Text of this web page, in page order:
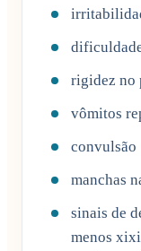
rigidez no
vômitos
convulsão
manchas
sinais de
menos